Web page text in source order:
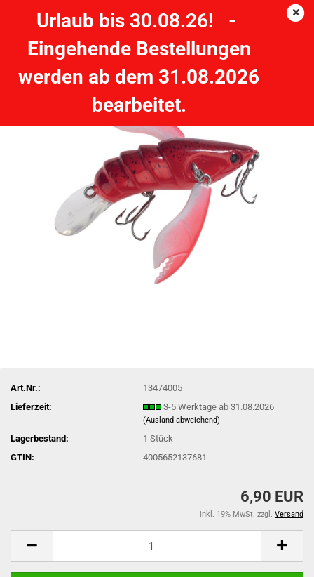
Urlaub bis 30.08.26! -
Eingehende Bestellungen
werden ab dem 31.08.2026
bearbeitet.
BALZER Shirasu Wobbler Crazy Crawler 50 sinkend - rot
Art.Nr.:
13474005
Lieferzeit:
3-5 Werktage ab 31.08.2026
(Ausland abweichend)
Lagerbestand: 1Stück
GTIN:
4005652137681
6,90 EUR
inkl. 19% MwSt. zzgl. Versand